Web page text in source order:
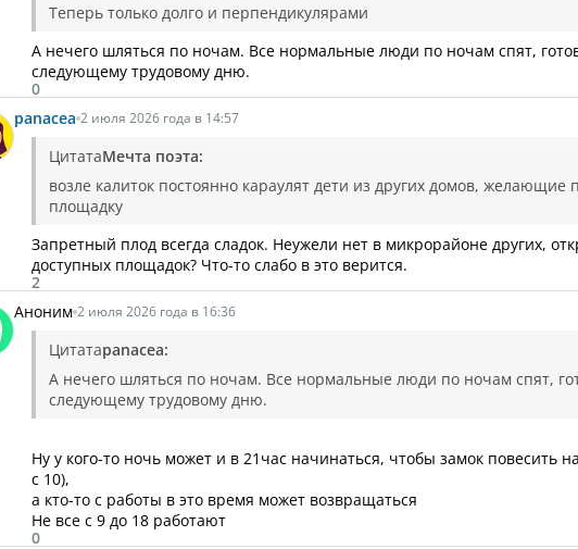
Теперь только долго и перпендикулярами
А нечего шляться по ночам. Все нормальные люди по ночам спят,
следующему трудовому дню.
0
panacea 2 июля 2026 года в 14:57
ЦитатаМечта поэта:
возле калиток постоянно караулят дети из других домов, желающие
площадку
Запретный плод всегда сладок. Неужели нет в микрорайоне других,
доступных площадок? Что-то слабо в это верится.
2
Аноним 2 июля 2026 года в 16:36
Цитатаpanacea:
А нечего шляться по ночам. Все нормальные люди по ночам спят,
следующему трудовому дню.
Ну у кого-то ночь может и в 21час начинаться, чтобы замок повесить
с 10),
а кто-то с работы в это время может возвращаться
Не все с 9 до 18 работают
0